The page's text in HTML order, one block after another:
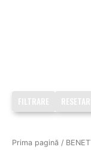
FILTRARE
Prima pagină /